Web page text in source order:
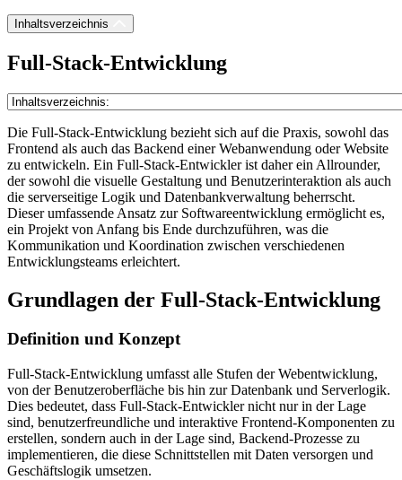
Inhaltsverzeichnis
Full-Stack-Entwicklung
Die Full-Stack-Entwicklung bezieht sich auf die Praxis, sowohl das
Frontend als auch das Backend einer Webanwendung oder Website
zu entwickeln. Ein Full-Stack-Entwickler ist daher ein Allrounder,
der sowohl die visuelle Gestaltung und Benutzerinteraktion als auch
die serverseitige Logik und Datenbankverwaltung beherrscht.
Dieser umfassende Ansatz zur Softwareentwicklung ermöglicht es,
ein Projekt von Anfang bis Ende durchzuführen, was die
Kommunikation und Koordination zwischen verschiedenen
Entwicklungsteams erleichtert.
Grundlagen der Full-Stack-Entwicklung
Definition und Konzept
Full-Stack-Entwicklung umfasst alle Stufen der Webentwicklung,
von der Benutzeroberfläche bis hin zur Datenbank und Serverlogik.
Dies bedeutet, dass Full-Stack-Entwickler nicht nur in der Lage
sind, benutzerfreundliche und interaktive Frontend-Komponenten zu
erstellen, sondern auch in der Lage sind, Backend-Prozesse zu
implementieren, die diese Schnittstellen mit Daten versorgen und
Geschäftslogik umsetzen.